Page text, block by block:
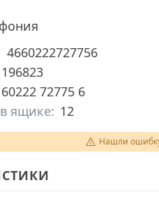
4660222727756
196823
72775 6
ящике: 12
Нашли